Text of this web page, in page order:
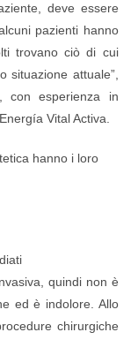
deve essere
pazienti hanno
trovano ciò di cui
situazione attuale”,
con esperienza in
Vital Activa.
hanno i loro
quindi non è
ed è indolore. Allo
chirurgiche